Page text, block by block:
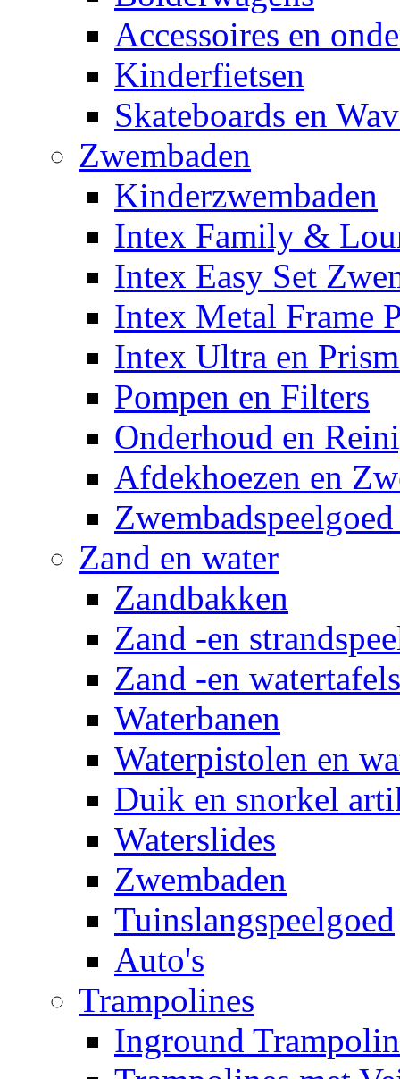
Accessoires en
Kinderfietsen
Skateboards en
Zwembaden
Kinderzwembaden
Intex Family &
Intex Easy Set
Intex Metal Frame
Intex Ultra en
Pompen en Filters
Onderhoud en
Afdekhoezen en
Zand en water
Zandbakken
Zand -en
Zand -en watertafels
Waterbanen
Waterpistolen en
Duik en snorkel
Waterslides
Zwembaden
Tuinslangspeelgoed
Auto's
Trampolines
Inground